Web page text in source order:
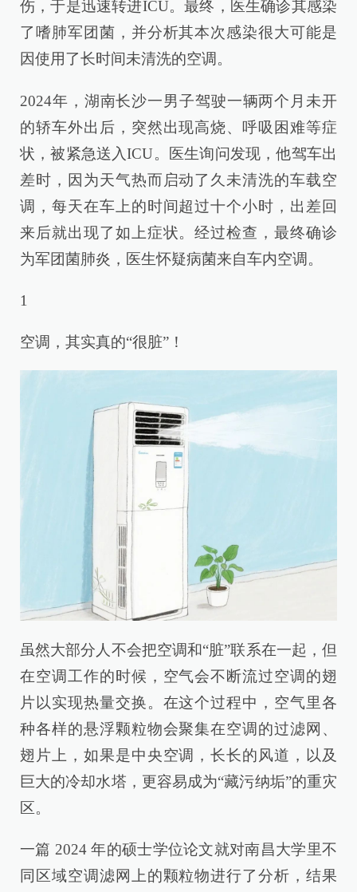
伤，于是迅速转进ICU。最终，医生确诊其感染
了嗜肺军团菌，并分析其本次感染很大可能是
因使用了长时间未清洗的空调。
2024年，湖南长沙一男子驾驶一辆两个月未开
的轿车外出后，突然出现高烧、呼吸困难等症
状，被紧急送入ICU。医生询问发现，他驾车出
差时，因为天气热而启动了久未清洗的车载空
调，每天在车上的时间超过十个小时，出差回
来后就出现了如上症状。经过检查，最终确诊
为军团菌肺炎，医生怀疑病菌来自车内空调。
1
空调，其实真的“很脏”！
虽然大部分人不会把空调和“脏”联系在一起，但
在空调工作的时候，空气会不断流过空调的翅
片以实现热量交换。在这个过程中，空气里各
种各样的悬浮颗粒物会聚集在空调的过滤网、
翅片上，如果是中央空调，长长的风道，以及
巨大的冷却水塔，更容易成为“藏污纳垢”的重灾
区。
一篇 2024 年的硕士学位论文就对南昌大学里不
同区域空调滤网上的颗粒物进行了分析，结果